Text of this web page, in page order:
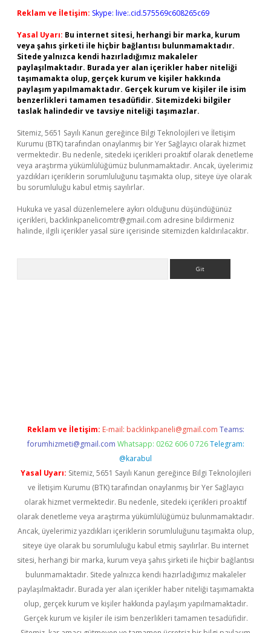
Reklam ve İletişim: Skype: live:.cid.575569c608265c69
Yasal Uyarı: Bu internet sitesi, herhangi bir marka, kurum
veya şahıs şirketi ile hiçbir bağlantısı bulunmamaktadır.
Sitede yalnızca kendi hazırladığımız makaleler
paylaşılmaktadır. Burada yer alan içerikler haber niteliği
taşımamakta olup, gerçek kurum ve kişiler hakkında
paylaşım yapılmamaktadır. Gerçek kurum ve kişiler ile isim
benzerlikleri tamamen tesadüfidir. Sitemizdeki bilgiler
taslak halindedir ve tavsiye niteliği taşımazlar.
Sitemiz, 5651 Sayılı Kanun gereğince Bilgi Teknolojileri ve İletişim
Kurumu (BTK) tarafından onaylanmış bir Yer Sağlayıcı olarak hizmet
vermektedir. Bu nedenle, sitedeki içerikleri proaktif olarak denetleme
veya araştırma yükümlülüğümüz bulunmamaktadır. Ancak, üyelerimiz
yazdıkları içeriklerin sorumluluğunu taşımakta olup, siteye üye olarak
bu sorumluluğu kabul etmiş sayılırlar.
Hukuka ve yasal düzenlemelere aykırı olduğunu düşündüğünüz
içerikleri, backlinkpanelicomtr@gmail.com adresine bildirmeniz
halinde, ilgili içerikler yasal süre içerisinde sitemizden kaldırılacaktır.
Reklam ve İletişim: E-mail: backlinkpaneli@gmail.com Teams:
forumhizmeti@gmail.com Whatsapp: 0262 606 0 726 Telegram:
@karabul
Yasal Uyarı: Sitemiz, 5651 Sayılı Kanun gereğince Bilgi Teknolojileri
ve İletişim Kurumu (BTK) tarafından onaylanmış bir Yer Sağlayıcı
olarak hizmet vermektedir. Bu nedenle, sitedeki içerikleri proaktif
olarak denetleme veya araştırma yükümlülüğümüz bulunmamaktadır.
Ancak, üyelerimiz yazdıkları içeriklerin sorumluluğunu taşımakta olup,
siteye üye olarak bu sorumluluğu kabul etmiş sayılırlar. Bu internet
sitesi, herhangi bir marka, kurum veya şahıs şirketi ile hiçbir bağlantısı
bulunmamaktadır. Sitede yalnızca kendi hazırladığımız makaleler
paylaşılmaktadır. Burada yer alan içerikler haber niteliği taşımamakta
olup, gerçek kurum ve kişiler hakkında paylaşım yapılmamaktadır.
Gerçek kurum ve kişiler ile isim benzerlikleri tamamen tesadüfidir.